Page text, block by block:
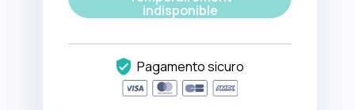
indisponible
Pagamento sicuro